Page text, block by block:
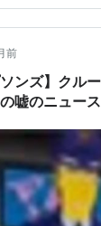
紹介
１９年３月８
間３７分 …
前
ソンズ】クル
嘘のニュー
との憶測が